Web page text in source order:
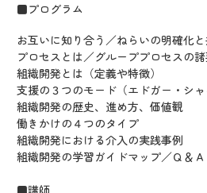
■プログラム
お互いに知り合う／ねらいの明確化
プロセスとは／グループプロセスの
組織開発とは（定義や特徴）
支援の３つのモード（エドガー・シャ
組織開発の歴史、進め方、価値観
働きかけの４つのタイプ
組織開発における介入の実践事例
組織開発の学習ガイドマップ／Ｑ＆Ａ
■講師